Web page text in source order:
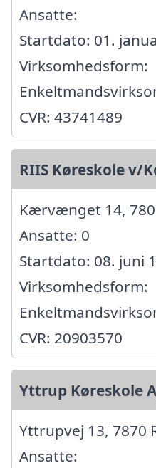
Ansatte:
Startdato: 01.
Virksomhedsform:
CVR: 43741489
RIIS Køreskole v/
Kærvænget 14,
Ansatte: 0
Startdato: 08. juni
Virksomhedsform:
CVR: 20903570
Yttrup Køreskole
Yttrupvej 13, 7870
Ansatte: